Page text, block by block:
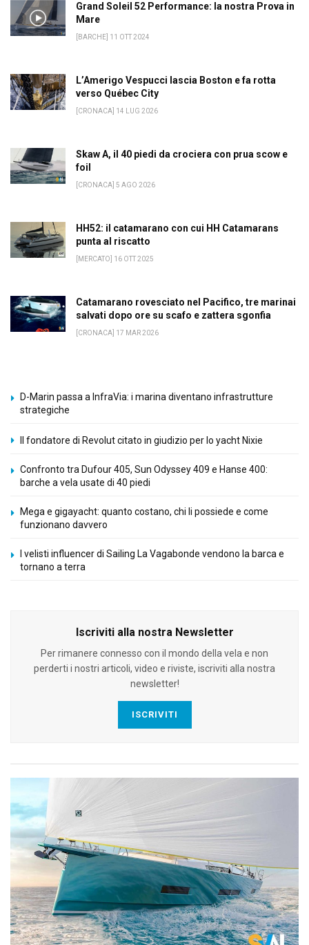
Grand Soleil 52 Performance: la nostra Prova in
Mare
[BARCHE] 11 OTT 2024
L’Amerigo Vespucci lascia Boston e fa rotta
verso Québec City
[CRONACA] 14 LUG 2026
Skaw A, il 40 piedi da crociera con prua scow e
foil
[CRONACA] 5 AGO 2026
HH52: il catamarano con cui HH Catamarans
punta al riscatto
[MERCATO] 16 OTT 2025
Catamarano rovesciato nel Pacifico, tre marinai
salvati dopo ore su scafo e zattera sgonfia
[CRONACA] 17 MAR 2026
D-Marin passa a InfraVia: i marina diventano infrastrutture
strategiche
Il fondatore di Revolut citato in giudizio per lo yacht Nixie
Confronto tra Dufour 405, Sun Odyssey 409 e Hanse 400:
barche a vela usate di 40 piedi
Mega e gigayacht: quanto costano, chi li possiede e come
funzionano davvero
I velisti influencer di Sailing La Vagabonde vendono la barca e
tornano a terra
Iscriviti alla nostra Newsletter
Per rimanere connesso con il mondo della vela e non
perderti i nostri articoli, video e riviste, iscriviti alla nostra
newsletter!
ISCRIVITI